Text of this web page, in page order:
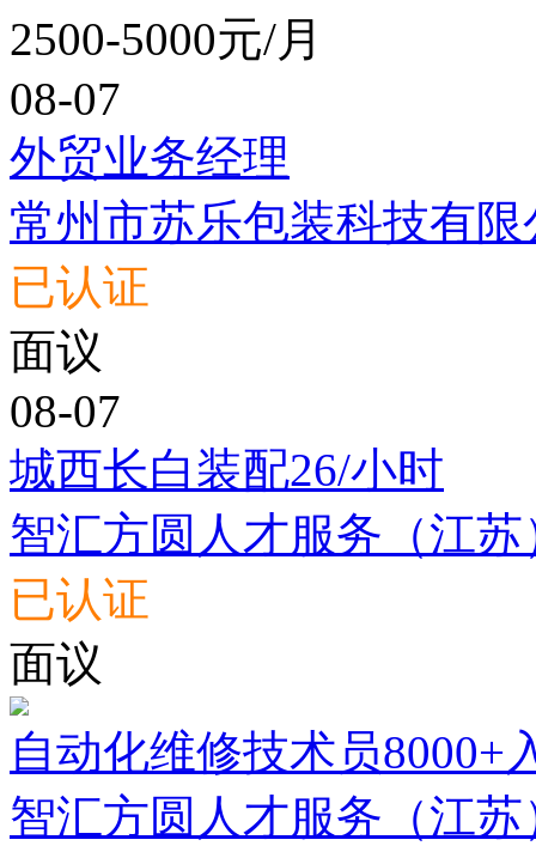
2500-5000元/月
08-07
外贸业务经理
常州市苏乐包装科技有限
已认证
面议
08-07
城西长白装配26/小时
智汇方圆人才服务（江
已认证
面议
自动化维修技术员8000+
智汇方圆人才服务（江